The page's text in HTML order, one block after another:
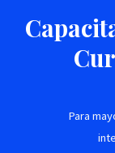
Para